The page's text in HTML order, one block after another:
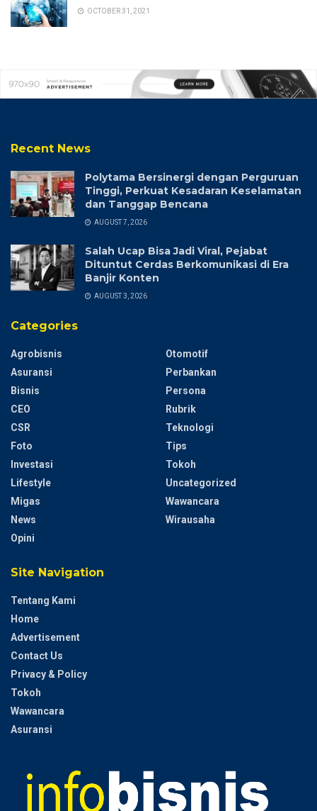
OCTOBER 31, 2021
Recent News
Polytama Bersinergi dengan Perguruan
Tinggi, Perkuat Kesadaran Keselamatan
dan Tanggap Bencana
AUGUST 7, 2026
Salah Ucap Bisa Jadi Viral, Pejabat
Dituntut Cerdas Berkomunikasi di Era
Banjir Konten
AUGUST 3, 2026
Categories
Agrobisnis
Asuransi
Bisnis
CEO
CSR
Foto
Investasi
Lifestyle
Migas
News
Opini
Otomotif
Perbankan
Persona
Rubrik
Teknologi
Tips
Tokoh
Uncategorized
Wawancara
Wirausaha
Site Navigation
Tentang Kami
Home
Advertisement
Contact Us
Privacy & Policy
Tokoh
Wawancara
Asuransi